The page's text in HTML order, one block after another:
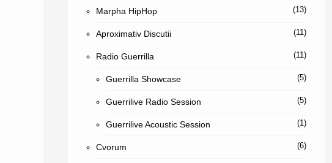
Marpha HipHop (13)
Aproximativ Discutii (11)
Radio Guerrilla (11)
Guerrilla Showcase (5)
Guerrilive Radio Session (5)
Guerrilive Acoustic Session (1)
Cvorum (6)